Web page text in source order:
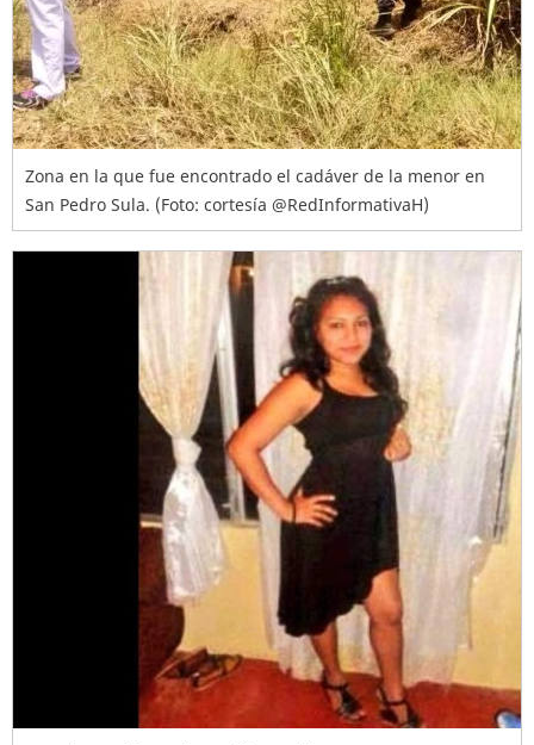
Zona en la que fue encontrado el cadáver de la menor en
San Pedro Sula. (Foto: cortesía @RedInformativaH)